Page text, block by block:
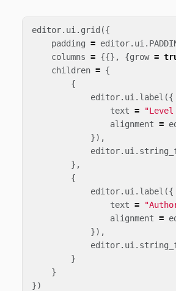
editor. ui . grid ({
padding = editor. ui .
columns = {{}, {grow =
children = {
{
editor. ui . label ({
text = "Level
alignment =
}),
editor. ui .
},
{
editor. ui . label ({
text =
alignment =
}),
editor. ui .
}
}
})